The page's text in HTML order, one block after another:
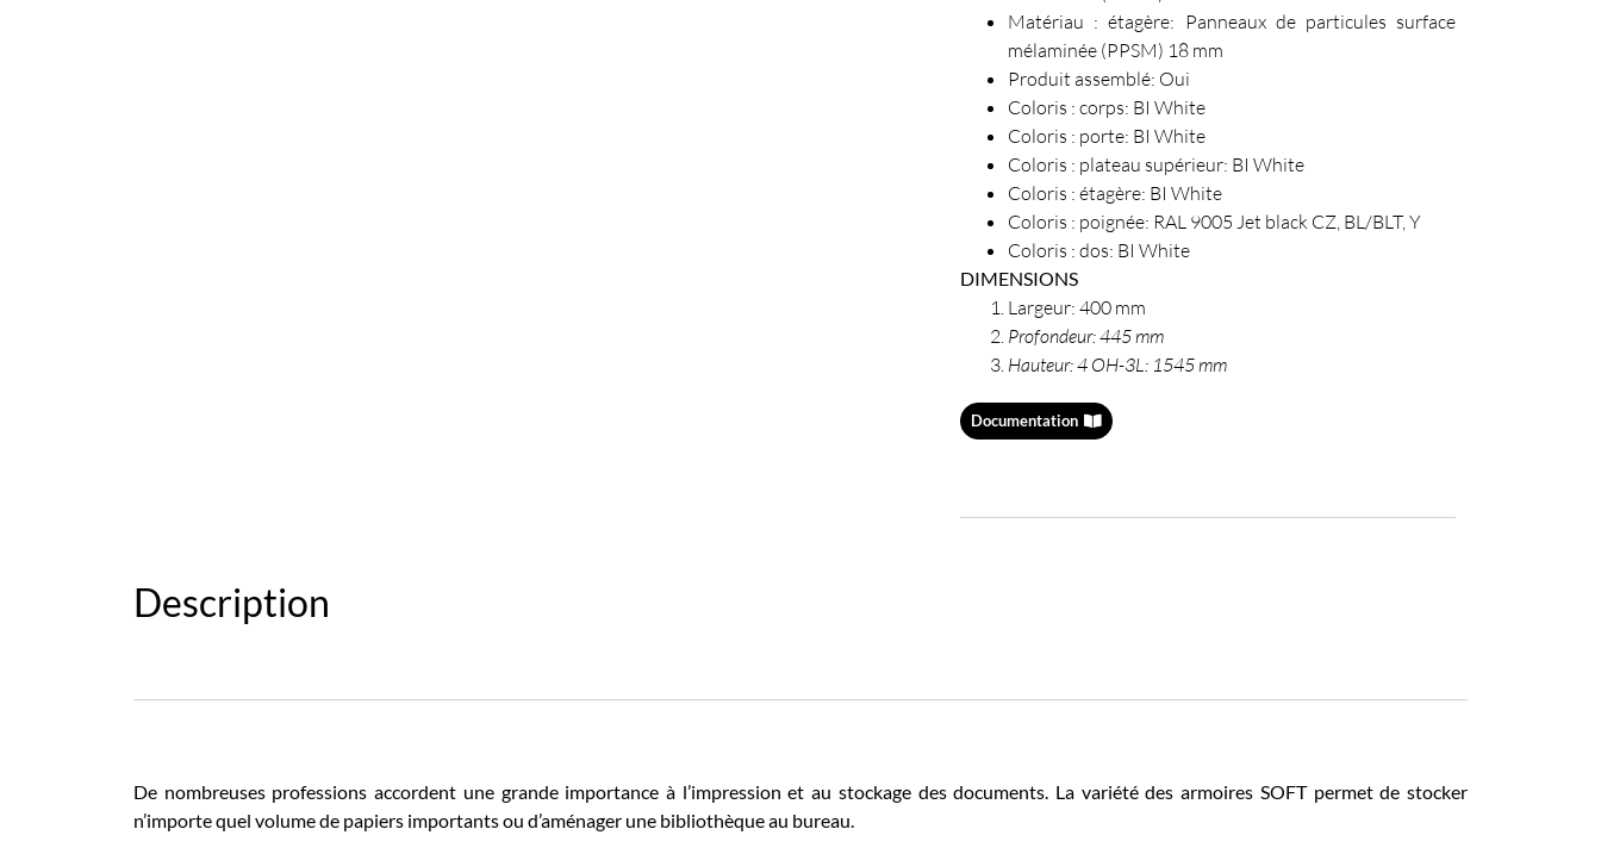
Matériau : étagère: Panneaux de particules surface
mélaminée (PPSM) 18 mm
Produit assemblé: Oui
Coloris : corps: BI White
Coloris : porte: BI White
Coloris : plateau supérieur: BI White
Coloris : étagère: BI White
Coloris : poignée: RAL 9005 Jet black CZ, BL/BLT, Y
Coloris : dos: BI White
DIMENSIONS
Largeur: 400 mm
Profondeur: 445 mm
Hauteur: 4 OH-3L: 1545 mm
Documentation
Description
De nombreuses professions accordent une grande importance à l’impression et au stockage des documents. La variété des armoires SOFT permet de stocker
n’importe quel volume de papiers importants ou d’aménager une bibliothèque au bureau.